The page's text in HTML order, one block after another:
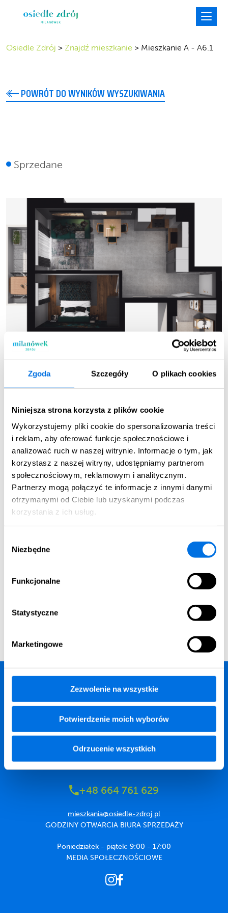
Zgoda Szczegóły O plikach cookies
Niniejsza strona korzysta z plików cookie
Wykorzystujemy pliki cookie do spersonalizowania treści
i reklam, aby oferować funkcje społecznościowe i
analizować ruch w naszej witrynie. Informacje o tym, jak
korzystasz z naszej witryny, udostępniamy partnerom
społecznościowym, reklamowym i analitycznym.
Partnerzy mogą połączyć te informacje z innymi danymi
otrzymanymi od Ciebie lub uzyskanymi podczas
korzystania z ich usług.
zgody
Niezbędne
Funkcjonalne
Statystyczne
Marketingowe
Zezwolenie na wszystkie
Potwierdzenie moich wyborów
Odrzucenie wszystkich
Osiedle Zdrój > Znajdź mieszkanie > Mieszkanie A - A6.1
POWRÓT DO WYNIKÓW WYSZUKIWANIA
Sprzedane
Pokoje Piętro
1 Piętro
Pow. użytkowa:
37.87 m2
Cena 1m2pow. użytkowej:
12 641,62 zł
478 738,00 zł
Historia zmian cen
Parkingi i komórki lokatorskie
Prospekt informacyjny, budynek A – część ogólna.
+48 664 761 629
mieszkania@osiedle-zdroj.pl
GODZINY OTWARCIA BIURA SPRZEDAŻY
Poniedziałek - piątek: 9:00 - 17:00
MEDIA SPOŁECZNOŚCIOWE